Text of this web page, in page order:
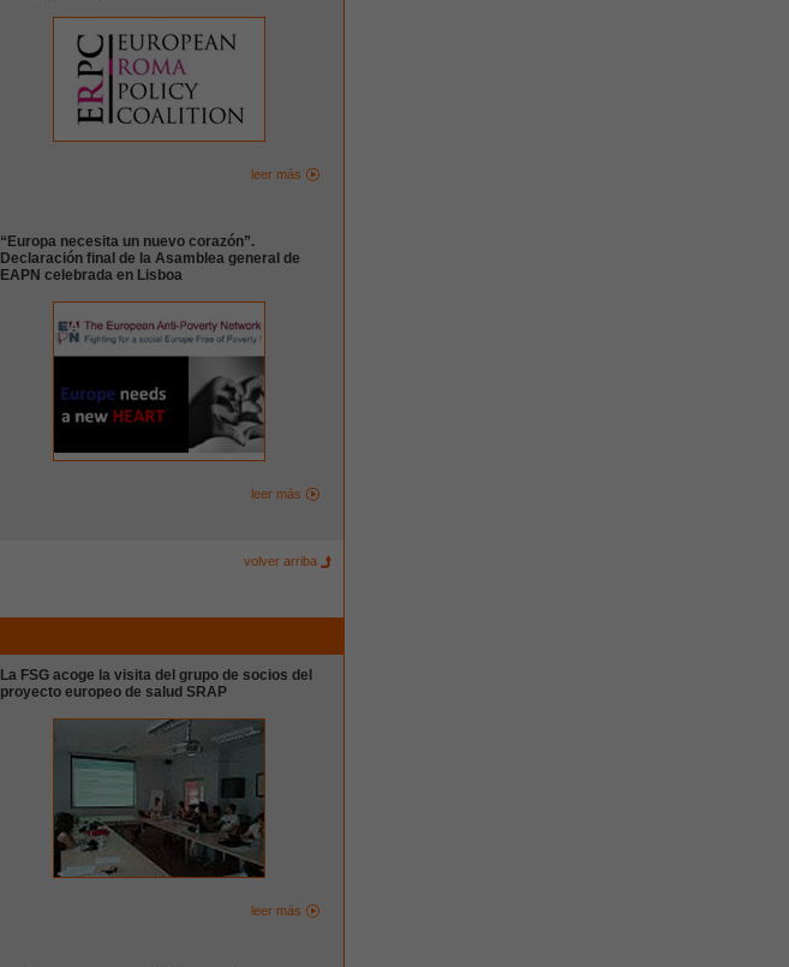
leer más
“Europa necesita un nuevo corazón”.
Declaración final de la Asamblea general de
EAPN celebrada en Lisboa
leer más
volver arriba
La FSG acoge la visita del grupo de socios del
proyecto europeo de salud SRAP
leer más